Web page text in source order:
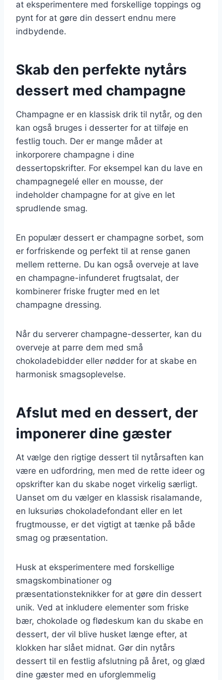
at eksperimentere med forskellige toppings og
pynt for at gøre din dessert endnu mere
indbydende.
Skab den perfekte nytårs
dessert med champagne
Champagne er en klassisk drik til nytår, og den
kan også bruges i desserter for at tilføje en
festlig touch. Der er mange måder at
inkorporere champagne i dine
dessertopskrifter. For eksempel kan du lave en
champagnegelé eller en mousse, der
indeholder champagne for at give en let
sprudlende smag.
En populær dessert er champagne sorbet, som
er forfriskende og perfekt til at rense ganen
mellem retterne. Du kan også overveje at lave
en champagne-infunderet frugtsalat, der
kombinerer friske frugter med en let
champagne dressing.
Når du serverer champagne-desserter, kan du
overveje at parre dem med små
chokoladebidder eller nødder for at skabe en
harmonisk smagsoplevelse.
Afslut med en dessert, der
imponerer dine gæster
At vælge den rigtige dessert til nytårsaften kan
være en udfordring, men med de rette ideer og
opskrifter kan du skabe noget virkelig særligt.
Uanset om du vælger en klassisk risalamande,
en luksuriøs chokoladefondant eller en let
frugtmousse, er det vigtigt at tænke på både
smag og præsentation.
Husk at eksperimentere med forskellige
smagskombinationer og
præsentationsteknikker for at gøre din dessert
unik. Ved at inkludere elementer som friske
bær, chokolade og flødeskum kan du skabe en
dessert, der vil blive husket længe efter, at
klokken har slået midnat. Gør din nytårs
dessert til en festlig afslutning på året, og glæd
dine gæster med en uforglemmelig